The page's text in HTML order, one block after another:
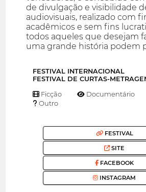
de divulgação e visibilidade
audiovisuais, realizado com
acadêmicos e sem fins
todos aqueles que desejam
uma grande história podem
FESTIVAL INTERNACIONAL
FESTIVAL DE CURTAS-
Ficção Documentário
Outro
FESTIVAL
SITE
FACEBOOK
INSTAGRAM